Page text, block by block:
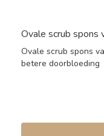
Ovale scrub spons
Ovale scrub spons
betere doorbloeding